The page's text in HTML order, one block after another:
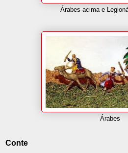
Árabes acima e
Árabes
Conte